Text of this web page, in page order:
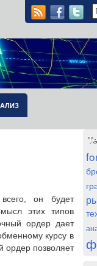
он будет
этих типов
ордер дает
курсу в
ордер позволяет